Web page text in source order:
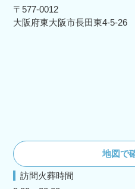
〒577-0012
大阪府東大阪市長田東4-5-26
地図で
訪問火葬時間